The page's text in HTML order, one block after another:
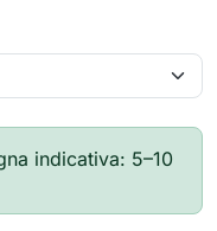
indicativa: 5–10